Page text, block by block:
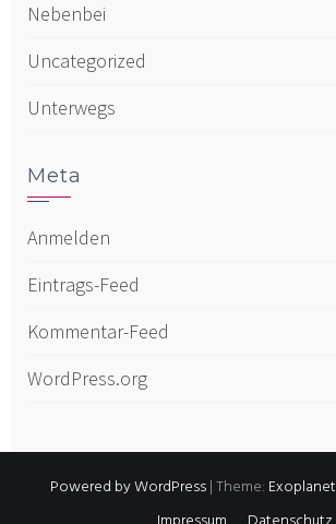
Nebenbei
Uncategorized
Unterwegs
Meta
Anmelden
Eintrags-Feed
Kommentar-Feed
WordPress.org
Powered by WordPress|Theme: Exoplanet